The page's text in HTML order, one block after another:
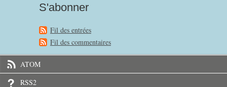
S'abonner
Fil des entrées
Fil des commentaires
ATOM
RSS2